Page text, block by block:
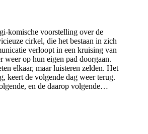
komische voorstelling over de
cirkel, die het bestaan in zich
verloopt in een kruising van
weer op hun eigen pad doorgaan.
elkaar, maar luisteren zelden. Het
keert de volgende dag weer terug.
en de daarop volgende…